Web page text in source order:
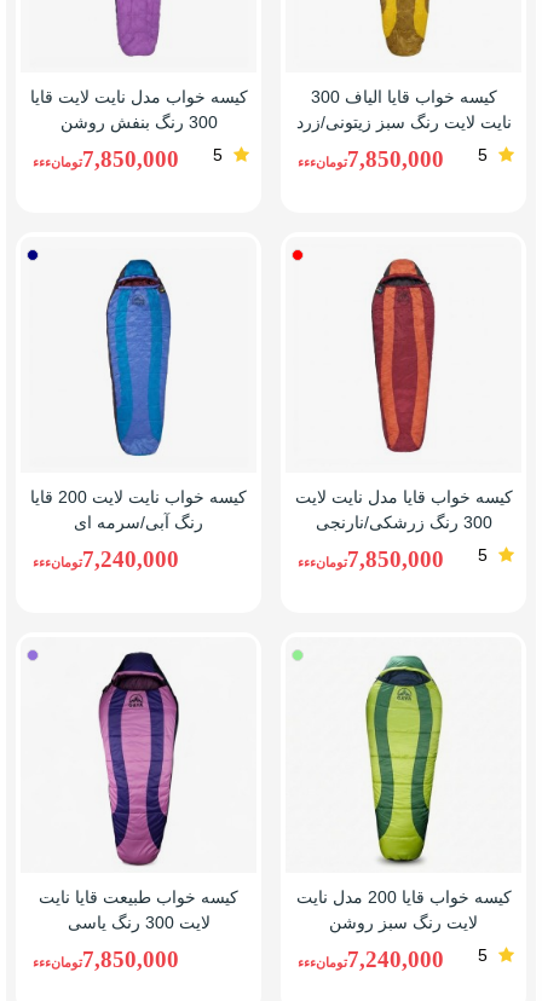
کیسه خواب قایا الیاف 300
نایت لایت رنگ سبز زیتونی/زرد
5
7,850,000تومانءءء
کیسه خواب مدل نایت لایت قایا
300 رنگ بنفش روشن
5
7,850,000تومانءءء
نارنجی/
کیسه خواب قایا مدل نایت لایت
300 رنگ زرشکی/نارنجی
5
7,850,000تومانءءء
آبی/
کیسه خواب نایت لایت 200 قایا
رنگ آبی/سرمه ای
7,240,000تومانءءء
سبز
کیسه خواب قایا 200 مدل نایت
لایت رنگ سبز روشن
5
7,240,000تومانءءء
کیسه خواب طبیعت قایا نایت
لایت 300 رنگ یاسی
7,850,000تومانءءء